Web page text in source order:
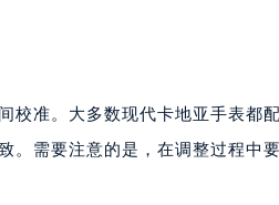
校准。大多数现代卡地亚手表都
。需要注意的是，在调整过程中